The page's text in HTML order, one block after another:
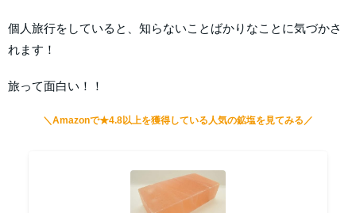
個人旅行をしていると、知らないことばかりなことに気づかさ
れます！
旅って面白い！！
＼Amazonで★4.8以上を獲得している人気の鉱塩を見てみる／